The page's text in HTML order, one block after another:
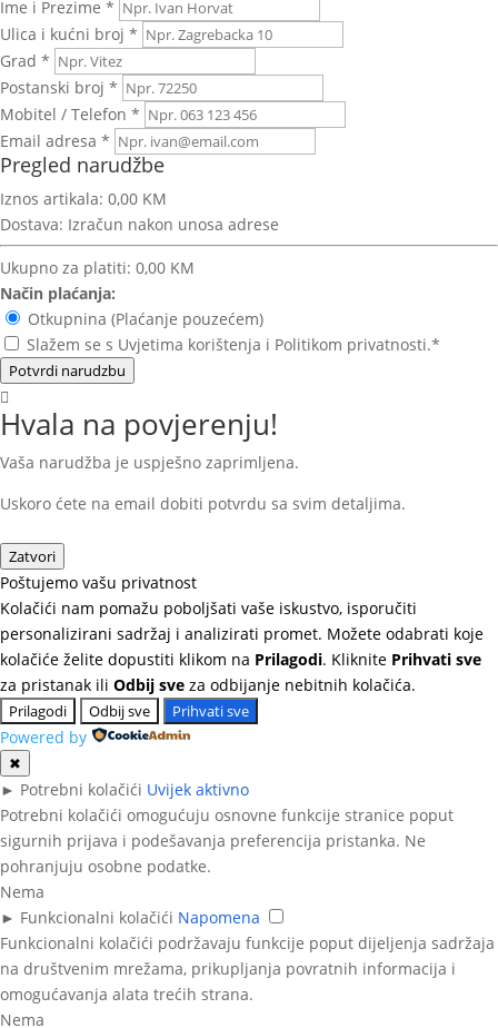
Ime i Prezime *
Ulica i kućni broj *
Grad *
Postanski broj *
Mobitel / Telefon *
Email adresa *
Pregled narudžbe
Iznos artikala: 0,00 KM
Dostava: Izračun nakon unosa adrese
Ukupno za platiti: 0,00 KM
Način plaćanja:
Otkupnina (Plaćanje pouzećem)
Slažem se s Uvjetima korištenja i Politikom privatnosti.*
Potvrdi narudzbu
Hvala na povjerenju!
Vaša narudžba je uspješno zaprimljena.
Uskoro ćete na email dobiti potvrdu sa svim detaljima.
Zatvori
Poštujemo vašu privatnost
Kolačići nam pomažu poboljšati vaše iskustvo, isporučiti
personalizirani sadržaj i analizirati promet. Možete odabrati koje
kolačiće želite dopustiti klikom na Prilagodi. Kliknite Prihvati sve
za pristanak ili Odbij sve za odbijanje nebitnih kolačića.
Prilagodi Odbij sve Prihvati sve
Powered by
✖
► Potrebni kolačići Uvijek aktivno
Potrebni kolačići omogućuju osnovne funkcije stranice poput
sigurnih prijava i podešavanja preferencija pristanka. Ne
pohranjuju osobne podatke.
Nema
► Funkcionalni kolačići Napomena
Funkcionalni kolačići podržavaju funkcije poput dijeljenja sadržaja
na društvenim mrežama, prikupljanja povratnih informacija i
omogućavanja alata trećih strana.
Nema